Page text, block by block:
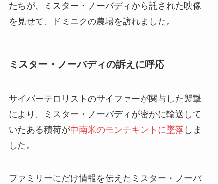
たちが、ミスター・ノーバディから託された映像
を見せて、ドミニクの農場を訪れました。
ミスター・ノーバディの訴えに呼応
サイバーテロリストのサイファーが関与した襲撃
により、ミスター・ノーバディが密かに輸送して
いたある積荷が中南米のモンテキントに墜落 しま
した。
ファミリーにだけ情報を伝えたミスター・ノーバ